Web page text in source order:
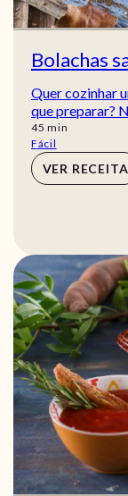
Bolachas
Quer cozinhar
que preparar?
45 min
min
Fácil
VER RECEITA